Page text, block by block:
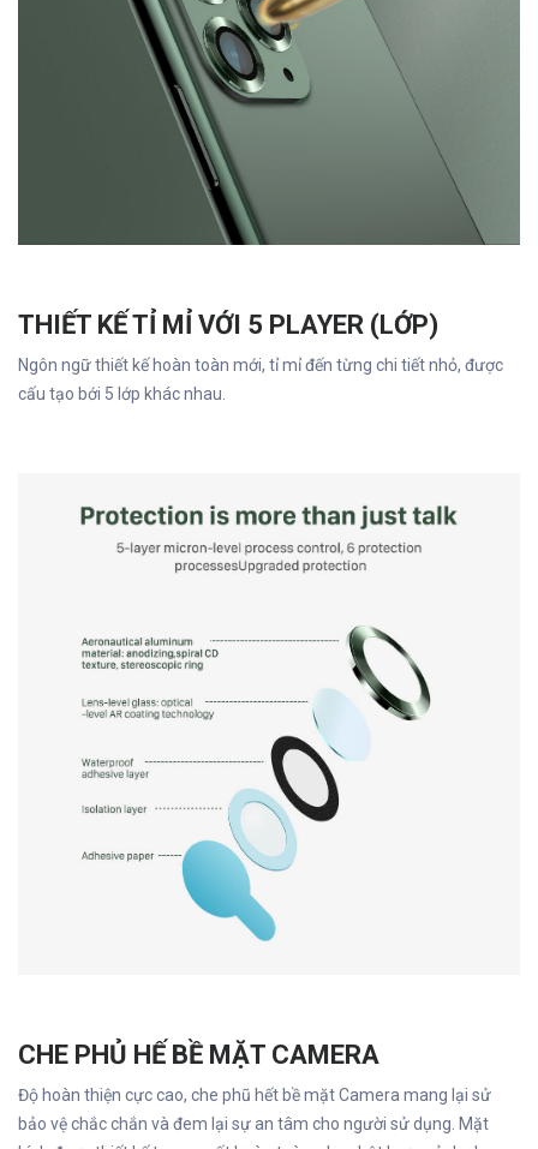
THIẾT KẾ TỈ MỈ VỚI 5 PLAYER (LỚP)
Ngôn ngữ thiết kế hoàn toàn mới, tỉ mỉ đến từng chi tiết nhỏ, được
cấu tạo bới 5 lớp khác nhau.
CHE PHỦ HẾ BỀ MẶT CAMERA
Độ hoàn thiện cực cao, che phũ hết bề mặt Camera mang lại sử
bảo vệ chắc chắn và đem lại sự an tâm cho người sử dụng. Mặt